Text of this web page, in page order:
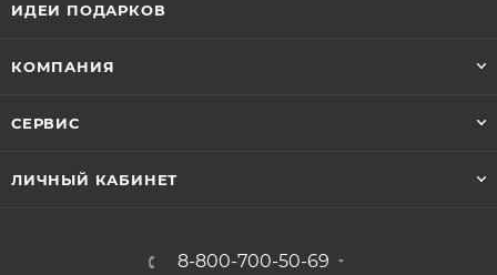
ИДЕИ ПОДАРКОВ
КОМПАНИЯ
СЕРВИС
ЛИЧНЫЙ КАБИНЕТ
8-800-700-50-69